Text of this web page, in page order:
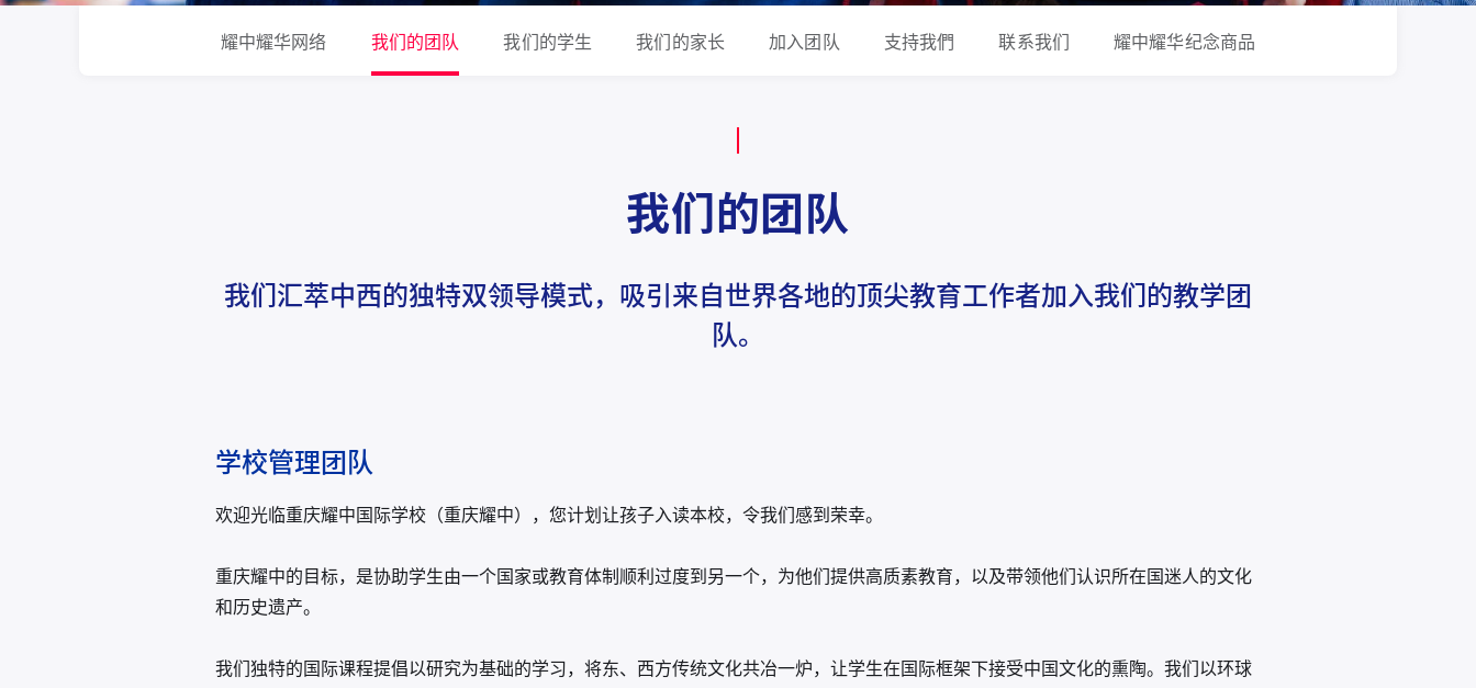
耀中耀华网络 我们的团队 我们的学生 我们的家长 加入团队 支持我們 联系我们 耀中耀华纪念商品
我们的团队
我们汇萃中西的独特双领导模式，吸引来自世界各地的顶尖教育工作者加入我们的教学团
队。
学校管理团队
欢迎光临重庆耀中国际学校（重庆耀中），您计划让孩子入读本校，令我们感到荣幸。
重庆耀中的目标，是协助学生由一个国家或教育体制顺利过度到另一个，为他们提供高质素教育，以及带领他们认识所在国迷人的文化
和历史遗产。
我们独特的国际课程提倡以研究为基础的学习，将东、西方传统文化共冶一炉，让学生在国际框架下接受中国文化的熏陶。我们以环球